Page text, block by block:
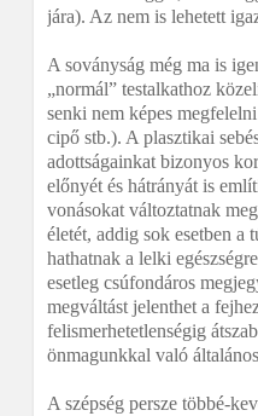
jára). Az nem is lehetett
A soványság még ma is
„normál” testalkathoz
senki nem képes
cipő stb.). A plasztikai
adottságainkat bizonyos
előnyét és hátrányát is
vonásokat változtatnak
életét, addig sok esetben a
hathatnak a lelki
esetleg csúfondáros
megváltást jelenthet a
felismerhetetlenségig
önmagunkkal való
A szépség persze többé-